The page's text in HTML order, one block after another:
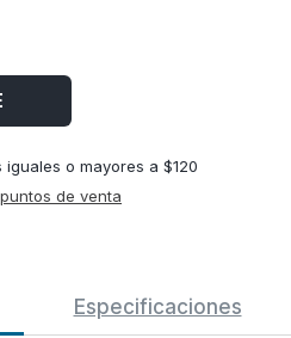
o mayores a $120
de venta
Especificaciones